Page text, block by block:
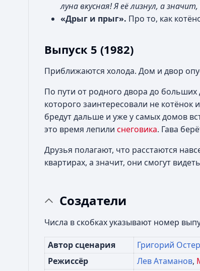
луна вкусная! Я её лизнул, а
«Дрыг и прыг». Про то, как
Выпуск 5 (1982)
Приближаются холода. Дом и двор
По пути от родного двора до
которого заинтересовали не котёнок
бредут дальше и уже у самых домов
это время лепили снеговика. Гава
Друзья полагают, что расстаются
квартирах, а значит, они смогут
Создатели
Числа в скобках указывают номер
Автор сценария
Григорий Остер
Режиссёр
Лев Атаманов,